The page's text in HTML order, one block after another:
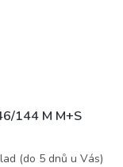
144 M M+S
(do 5 dnů u Vás)